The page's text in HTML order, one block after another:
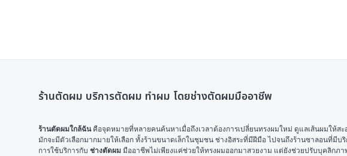
ร้านตัดผม บริการตัดผม ทำผม โดยช่างตัดผมมืออาชีพ
ร้านตัดผมใกล้ฉัน คือจุดหมายที่หลายคนค้นหาเมื่อถึงเวลาต้องการเปลี่ยนทรงผมใหม่ ดูแลเส้นผมให้ส
มักจะมีตัวเลือกมากมายให้เลือก ทั้งร้านขนาดเล็กในชุมชน ช่างอิสระที่มีฝีมือ ไปจนถึงร้านซาลอนที่มีบริ
การใช้บริการกับ ช่างตัดผม มืออาชีพไม่เพียงแค่ช่วยให้ทรงผมออกมาสวยงาม แต่ยังช่วยปรับบุคลิกภ